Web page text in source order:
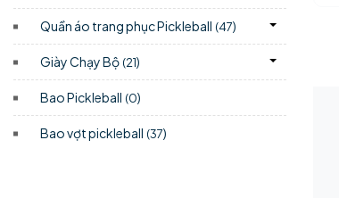
Quần áo trang phục Pickleball (47)
Giày Chạy Bộ (21)
Bao Pickleball (0)
Bao vợt pickleball (37)